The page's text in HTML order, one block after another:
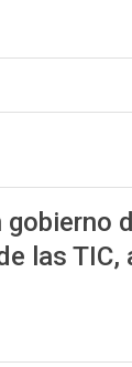
las TIC,